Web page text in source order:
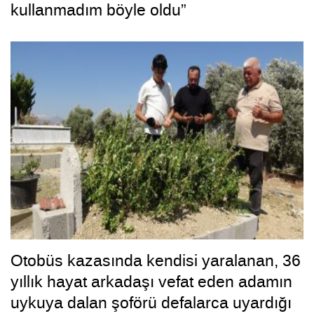
kullanmadım böyle oldu”
Otobüs kazasında kendisi yaralanan, 36
yıllık hayat arkadaşı vefat eden adamın
uykuya dalan şoförü defalarca uyardığı